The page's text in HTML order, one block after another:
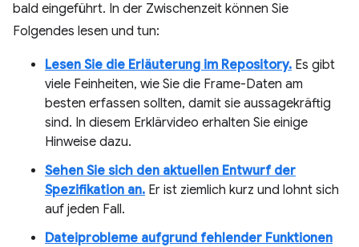
bald eingeführt. In der Zwischenzeit können Sie
Folgendes lesen und tun:
Lesen Sie die Erläuterung im Repository. Es gibt
viele Feinheiten, wie Sie die Frame-Daten am
besten erfassen sollten, damit sie aussagekräftig
sind. In diesem Erklärvideo erhalten Sie einige
Hinweise dazu.
Sehen Sie sich den aktuellen Entwurf der
Spezifikation an. Er ist ziemlich kurz und lohnt sich
auf jeden Fall.
Dateiprobleme aufgrund fehlender Funktionen